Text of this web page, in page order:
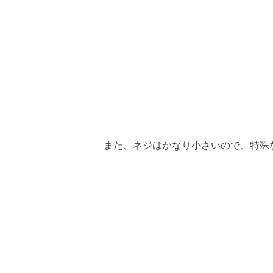
また、ネジはかなり小さいので、特殊